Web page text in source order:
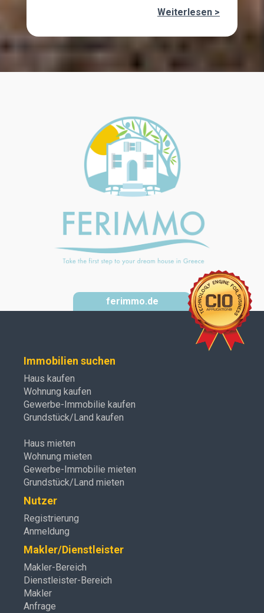
Weiterlesen >
ferimmo.de
Immobilien suchen
Haus kaufen
Wohnung kaufen
Gewerbe-Immobilie kaufen
Grundstück/Land kaufen
Haus mieten
Wohnung mieten
Gewerbe-Immobilie mieten
Grundstück/Land mieten
Nutzer
Registrierung
Anmeldung
Makler/Dienstleister
Makler-Bereich
Dienstleister-Bereich
Makler
Anfrage